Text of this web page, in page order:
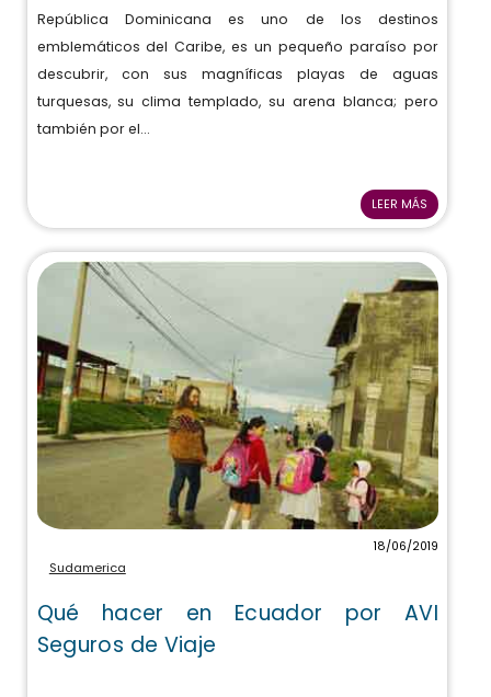
República Dominicana es uno de los destinos
emblemáticos del Caribe, es un pequeño paraíso por
descubrir, con sus magníficas playas de aguas
turquesas, su clima templado, su arena blanca; pero
también por el...
LEER MÁS
18/06/2019
Sudamerica
Qué hacer en Ecuador por AVI
Seguros de Viaje